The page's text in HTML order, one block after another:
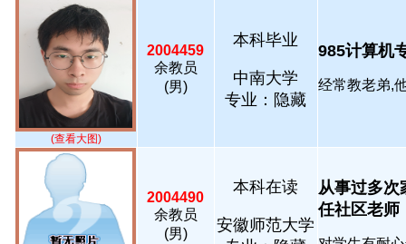
(查看大图)
2004459
余教员
(男)
本科毕业
中南大学
专业：隐藏
985计算机
经常教老弟,
2004490
余教员
(男)
本科在读
安徽师范大学
从事过多次
任社区老师